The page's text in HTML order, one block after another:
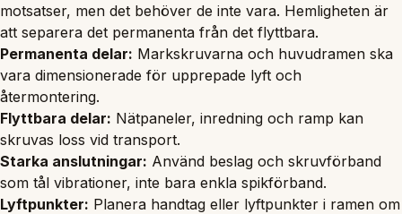
motsatser, men det behöver de inte vara. Hemligheten är
att separera det permanenta från det flyttbara.
Permanenta delar: Markskruvarna och huvudramen ska
vara dimensionerade för upprepade lyft och
återmontering.
Flyttbara delar: Nätpaneler, inredning och ramp kan
skruvas loss vid transport.
Starka anslutningar: Använd beslag och skruvförband
som tål vibrationer, inte bara enkla spikförband.
Lyftpunkter: Planera handtag eller lyftpunkter i ramen om